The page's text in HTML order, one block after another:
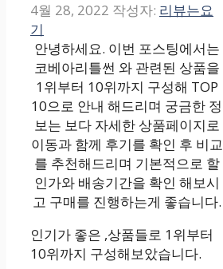
4월 28, 2022 작성자: 리뷰는요
기
안녕하세요. 이번 포스팅에서는
코베아리틀썬 와 관련된 상품을
1위부터 10위까지 구성해 TOP
10으로 안내 해드리며 궁금한 정
보는 보다 자세한 상품페이지로
이동과 함께 후기를 확인 후 비교
를 추천해드리며 기본적으로 할
인가와 배송기간을 확인 해보시
고 구매를 진행하는게 좋습니다.
인기가 좋은 ,상품들로 1위부터
10위까지 구성해보았습니다.